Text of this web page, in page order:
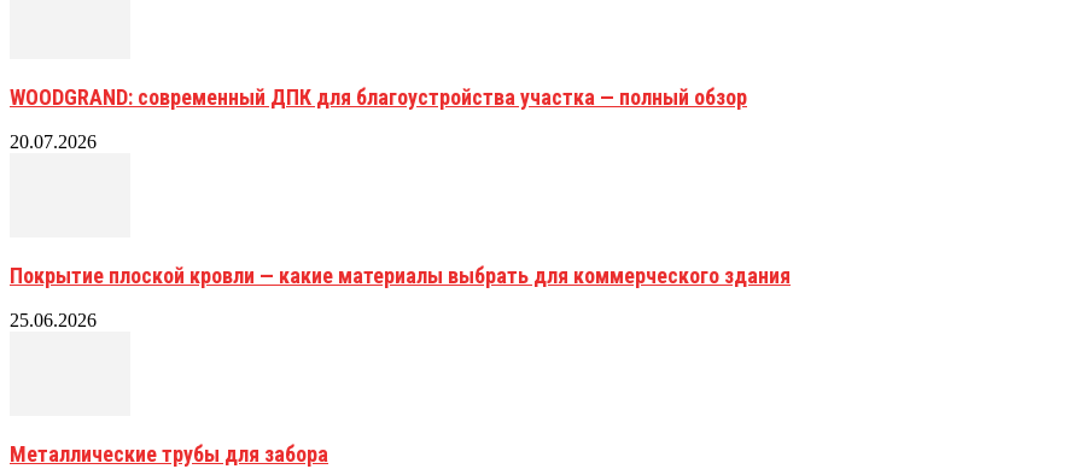
WOODGRAND: современный ДПК для благоустройства участка — полный обзор
20.07.2026
Покрытие плоской кровли — какие материалы выбрать для коммерческого здания
25.06.2026
Металлические трубы для забора